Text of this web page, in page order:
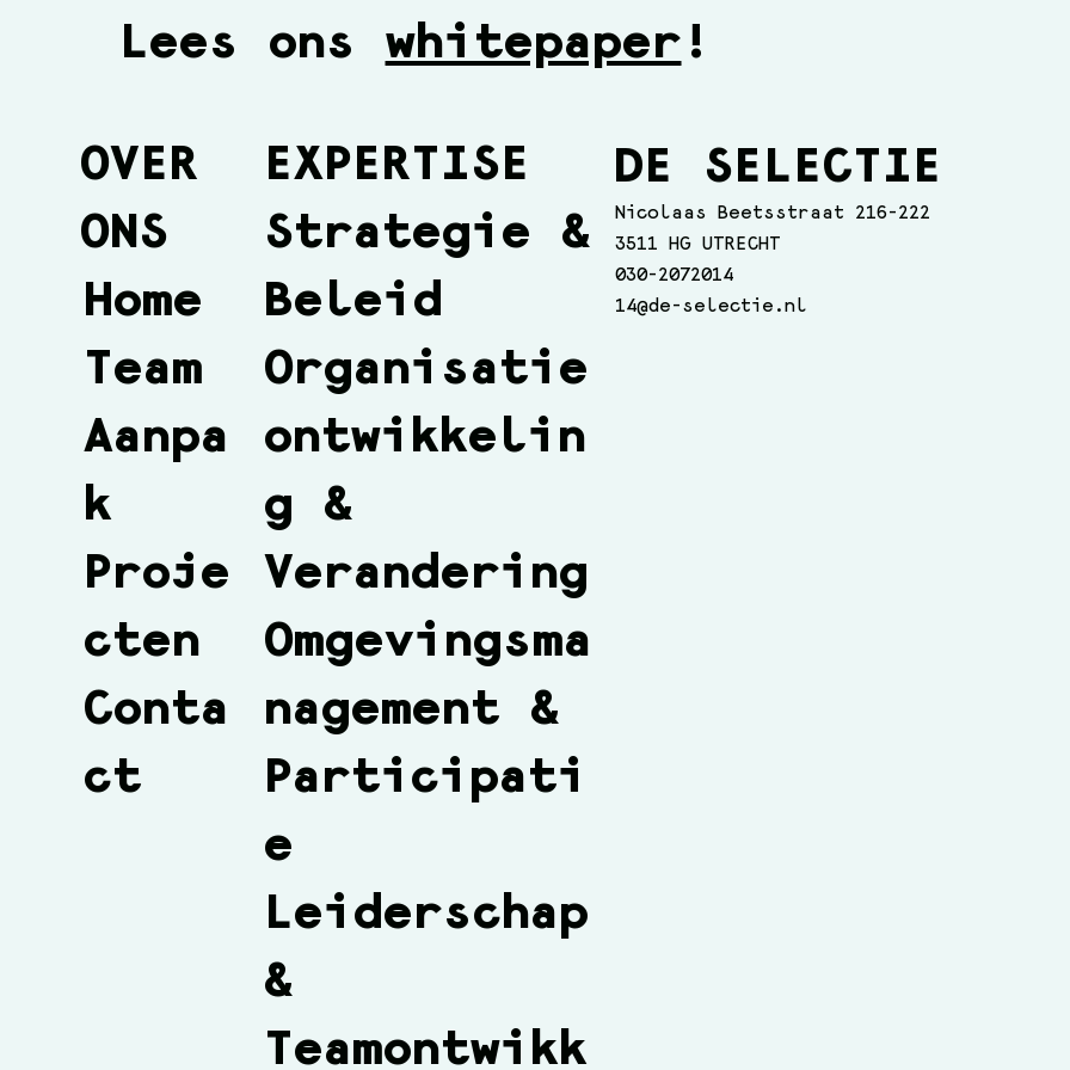
OVER
ONS
Home
Team
Aanpa
k
Proje
cten
Conta
ct
Lees ons whitepaper !
EXPERTISE
Strategie &
Beleid
Organisatie
ontwikkelin
g &
Verandering
Omgevingsma
nagement &
Participati
e
Leiderschap
&
Teamontwikk
DE SELECTIE
Nicolaas Beetsstraat 216-222
3511 HG UTRECHT
030-2072014
14@de-selectie.nl